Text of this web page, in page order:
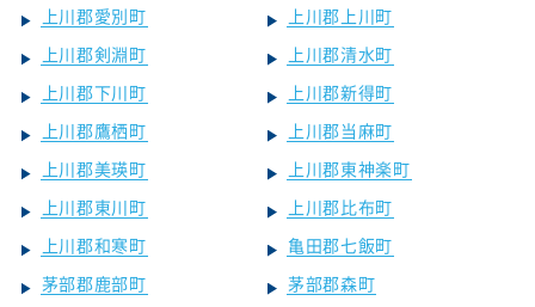
上川郡愛別町
上川郡上川町
上川郡剣淵町
上川郡清水町
上川郡下川町
上川郡新得町
上川郡鷹栖町
上川郡当麻町
上川郡美瑛町
上川郡東神楽町
上川郡東川町
上川郡比布町
上川郡和寒町
亀田郡七飯町
茅部郡鹿部町
茅部郡森町